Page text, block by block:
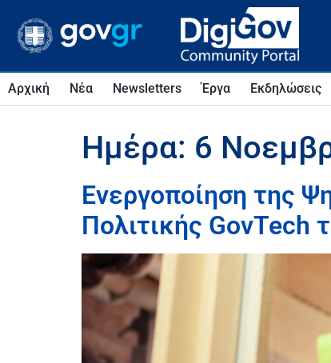
Αρχική Νέα Newsletters Έργα Εκδηλώσεις
Ημέρα: 6
Ενεργοποίηση της
Πολιτικής GovTech